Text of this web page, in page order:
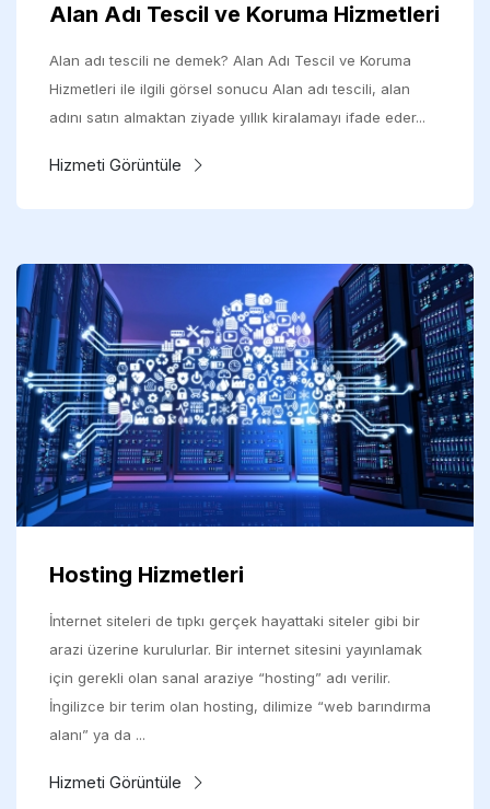
Alan Adı Tescil ve Koruma Hizmetleri
Alan adı tescili ne demek? Alan Adı Tescil ve Koruma
Hizmetleri ile ilgili görsel sonucu Alan adı tescili, alan
adını satın almaktan ziyade yıllık kiralamayı ifade eder...
Hizmeti Görüntüle
Hosting Hizmetleri
İnternet siteleri de tıpkı gerçek hayattaki siteler gibi bir
arazi üzerine kurulurlar. Bir internet sitesini yayınlamak
için gerekli olan sanal araziye “hosting” adı verilir.
İngilizce bir terim olan hosting, dilimize “web barındırma
alanı” ya da ...
Hizmeti Görüntüle